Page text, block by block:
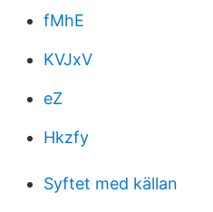
fMhE
KVJxV
eZ
Hkzfy
Syftet med källan